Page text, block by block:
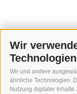
Wir
Technologien
Wir und andere
ähnliche Technologien.
Nutzung digitaler
KONTAKT
WIPP-MEDIA GMBH
DER ERKER